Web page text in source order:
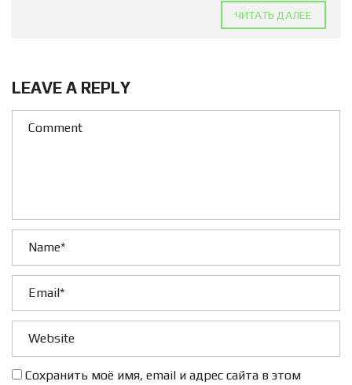
ЧИТАТЬ ДАЛЕЕ
LEAVE A REPLY
Сохранить моё имя, email и адрес сайта в этом